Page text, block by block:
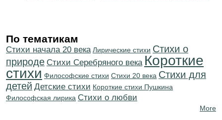
По тематикам
Cтихи начала 20 века Лирические стихи Стихи о
природе Cтихи Серебряного века Короткие
стихи Философские стихи Стихи 20 века Стихи для
детей Детские стихи Короткие стихи Пушкина
Философская лирика Стихи о любви
More